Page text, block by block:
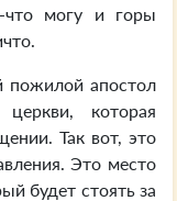
что могу и горы
пожилой апостол
церкви, которая
Так вот, это
Это место
будет стоять за